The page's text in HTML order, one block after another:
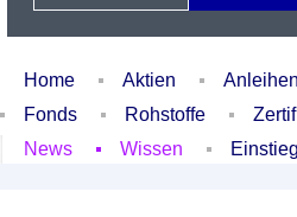
Home Aktien Anleihen
Fonds
Rohstoffe
News
Wissen Einstieg